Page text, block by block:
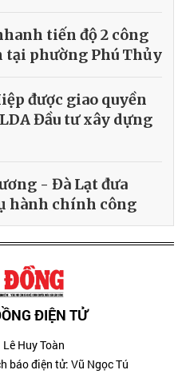
tiến độ 2 công
tại phường Phú Thủy
được giao quyền
Đầu tư xây dựng
- Đà Lạt đưa
hành chính công
ĐIỆN TỬ
Huy Toàn
báo điện tử: Vũ Ngọc Tú